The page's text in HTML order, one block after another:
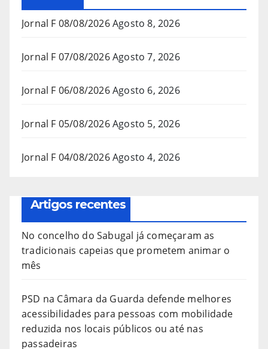
Jornal F 08/08/2026Agosto 8, 2026
Jornal F 07/08/2026Agosto 7, 2026
Jornal F 06/08/2026Agosto 6, 2026
Jornal F 05/08/2026Agosto 5, 2026
Jornal F 04/08/2026Agosto 4, 2026
Artigos recentes
No concelho do Sabugal já começaram as
tradicionais capeias que prometem animar o
mês
PSD na Câmara da Guarda defende melhores
acessibilidades para pessoas com mobilidade
reduzida nos locais públicos ou até nas
passadeiras